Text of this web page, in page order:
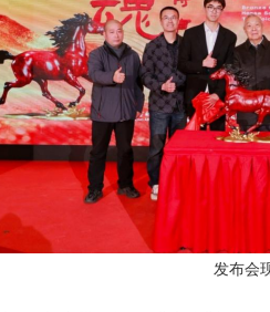
发布会